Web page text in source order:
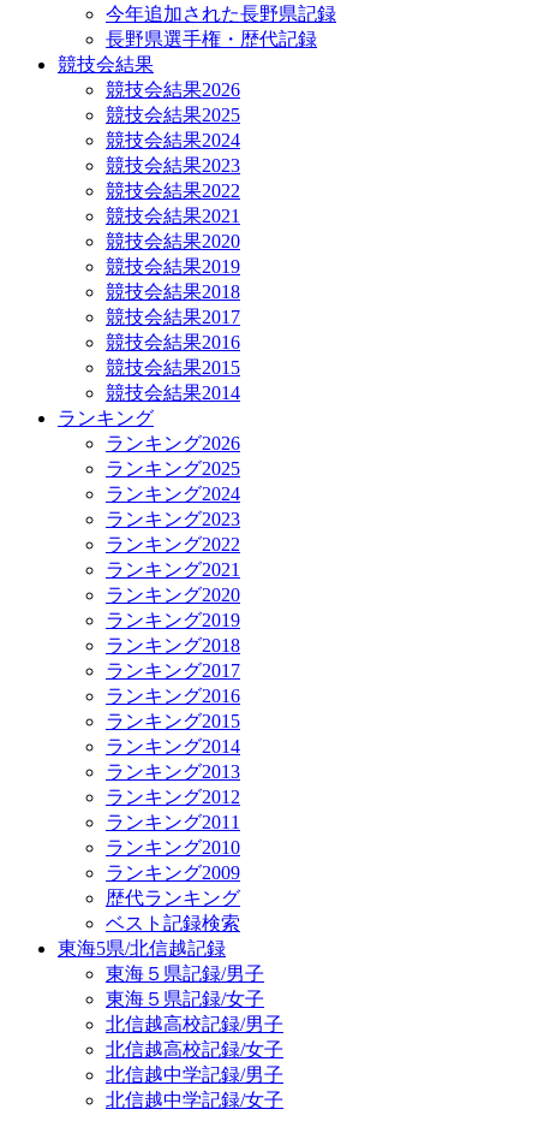
今年追加された長野県記録
長野県選手権・歴代記録
競技会結果
競技会結果2026
競技会結果2025
競技会結果2024
競技会結果2023
競技会結果2022
競技会結果2021
競技会結果2020
競技会結果2019
競技会結果2018
競技会結果2017
競技会結果2016
競技会結果2015
競技会結果2014
ランキング
ランキング2026
ランキング2025
ランキング2024
ランキング2023
ランキング2022
ランキング2021
ランキング2020
ランキング2019
ランキング2018
ランキング2017
ランキング2016
ランキング2015
ランキング2014
ランキング2013
ランキング2012
ランキング2011
ランキング2010
ランキング2009
歴代ランキング
ベスト記録検索
東海5県/北信越記録
東海５県記録/男子
東海５県記録/女子
北信越高校記録/男子
北信越高校記録/女子
北信越中学記録/男子
北信越中学記録/女子